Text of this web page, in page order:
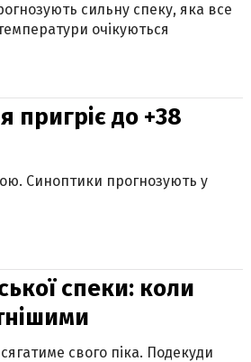
сильну спеку, яка все
очікуються
пригріє до +38
Синоптики прогнозують у
спеки: коли
свого піка. Подекуди